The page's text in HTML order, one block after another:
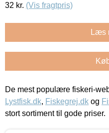
32 kr. (Vis fragtpris)
Læs
De mest populære fiskeri-
Lystfisk.dk, Fiskegrej.dk og
stort sortiment til gode priser.